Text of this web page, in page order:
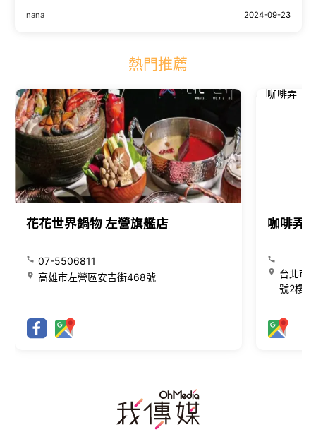
nana 2024-09-23
熱門推薦
花花世界鍋物 左營旗艦店
07-5506811
高雄市左營區安吉街468號
咖啡弄
台北市
號2樓